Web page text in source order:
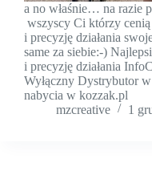
a no właśnie… na razie
wszyscy Ci którzy
i precyzję działania
same za siebie:-)
i precyzję działania
Wyłączny Dystrybutor
nabycia w kozzak.pl
mzcreative
1